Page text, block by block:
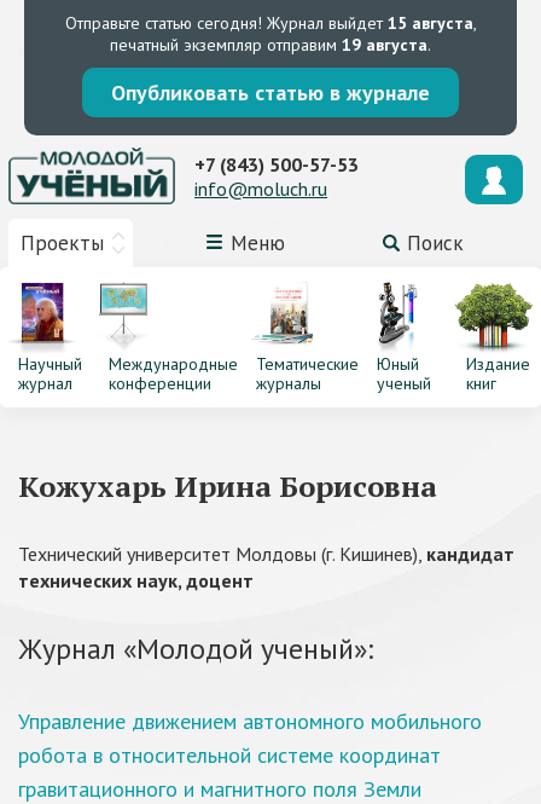
Отправьте статью сегодня! Журнал выйдет15 августа,
печатный экземпляр отправим 19 августа.
Опубликовать статью в журнале
Проекты Меню Поиск
+7 (843) 500-57-53
info@moluch.ru
Научный
журнал
Международные
конференции
Тематические
журналы
Юный
ученый
Издание
книг
Кожухарь Ирина Борисовна
Технический университет Молдовы (г. Кишинев), кандидат
технических наук, доцент
Журнал «Молодой ученый»:
Управление движением автономного мобильного
робота в относительной системе координат
гравитационного и магнитного поля Земли